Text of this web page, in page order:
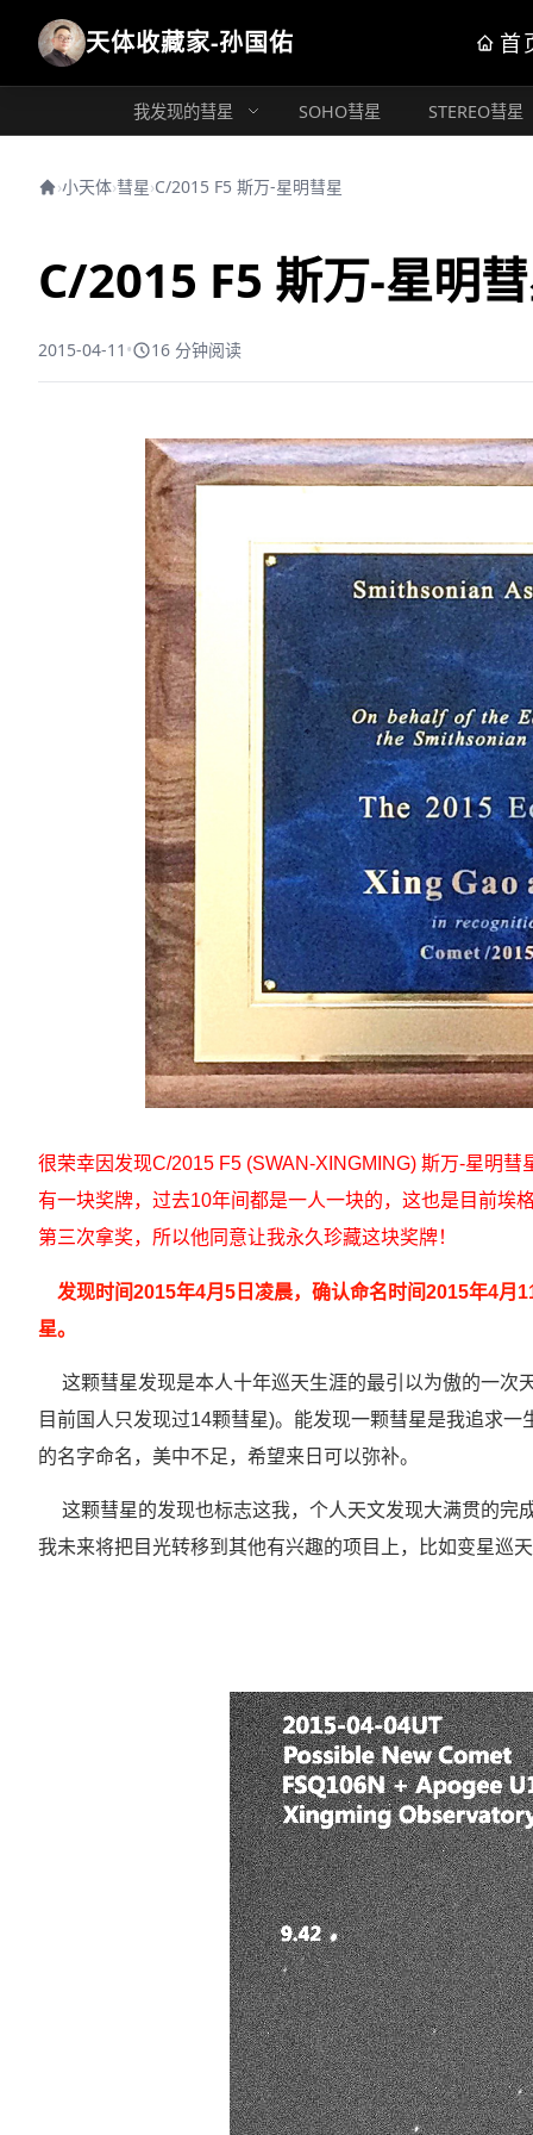
天体收藏家-孙国佑 首
我发现的彗星 SOHO彗星 STEREO彗星
›小天体›彗星›C/2015 F5 斯万-星明彗星
C/2015 F5 斯万-星明
2015-04-11 • 16 分钟阅读
很荣幸因发现C/2015 F5 (SWAN-XINGMING) 斯万-星明
有一块奖牌，过去10年间都是一人一块的，这也是目前埃
第三次拿奖，所以他同意让我永久珍藏这块奖牌！
发现时间2015年4月5日凌晨，确认命名时间2015年4月
星。
这颗彗星发现是本人十年巡天生涯的最引以为傲的一次
目前国人只发现过14颗彗星)。能发现一颗彗星是我追求
的名字命名，美中不足，希望来日可以弥补。
这颗彗星的发现也标志这我，个人天文发现大满贯的完
我未来将把目光转移到其他有兴趣的项目上，比如变星巡